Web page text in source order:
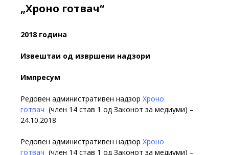
„Хроно готвач“
2018 година
Извештаи од извршени надзори
Импресум
Редовен административен надзор Хроно
готвач (член 14 став 1 од Законот за медиуми) –
24.10.2018
Редовен административен надзор Хроно
готвач (член 14 став 1 од Законот за медиуми) –